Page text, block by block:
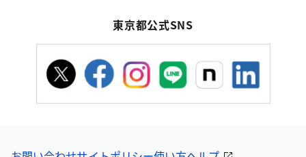
東京都公式SNS